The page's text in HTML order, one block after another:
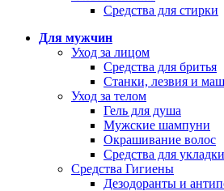
Средства для стирки
Для мужчин
Уход за лицом
Средства для бритья
Станки, лезвия и
Уход за телом
Гель для душа
Мужские шампуни
Окрашивание волос
Средства для укладки
Средства Гигиены
Дезодоранты и